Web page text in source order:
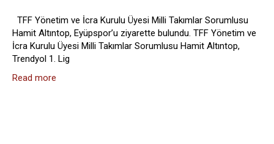
TFF Yönetim ve İcra Kurulu Üyesi Milli Takımlar Sorumlusu
Hamit Altıntop, Eyüpspor’u ziyarette bulundu. TFF Yönetim ve
İcra Kurulu Üyesi Milli Takımlar Sorumlusu Hamit Altıntop,
Trendyol 1. Lig
Read more